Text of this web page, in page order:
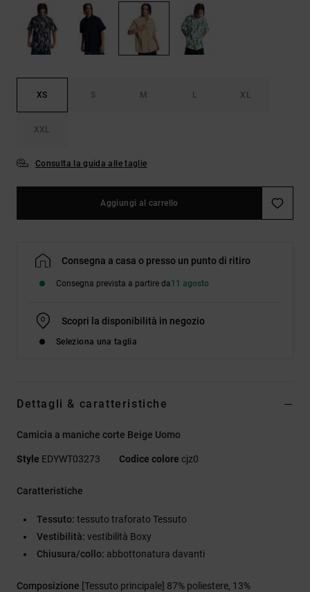
Borse e
zaini
alle
domande
più
XS S M L XL
XXL
Consulta la guida alle taglie
Aggiungi al carrello
Consegna a casa o presso un punto di ritiro
Consegna prevista a partire da11 agosto
Scopri la disponibilità in negozio
Seleziona una taglia
Dettagli & caratteristiche
Camicia a maniche corte Beige Uomo
Style EDYWT03273 Codice colore cjz0
Caratteristiche
Tessuto: tessuto traforato Tessuto
Vestibilità: vestibilità Boxy
Chiusura/collo: abbottonatura davanti
Composizione [Tessuto principale] 87% poliestere, 13%